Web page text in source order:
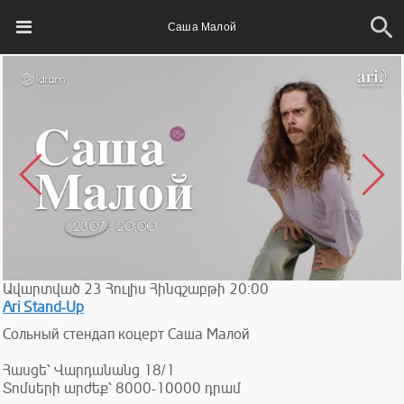
Саша Малой
Ավարտված 23 Հուլիս Հինգշաբթի 20:00
Ari Stand-Up
Сольный стендап коцерт Саша Малой
Հասցե՝ Վարդանանց 18/1
Տոմսերի արժեք՝ 8000-10000 դրամ